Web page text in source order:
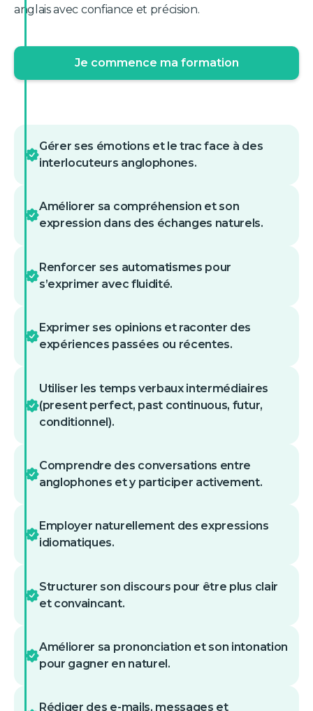
anglais avec confiance et précision.
Je commence ma formation
Gérer ses émotions et le trac face à des
interlocuteurs anglophones.
Améliorer sa compréhension et son
expression dans des échanges naturels.
Renforcer ses automatismes pour
s’exprimer avec fluidité.
Exprimer ses opinions et raconter des
expériences passées ou récentes.
Utiliser les temps verbaux intermédiaires
(present perfect, past continuous, futur,
conditionnel).
Comprendre des conversations entre
anglophones et y participer activement.
Employer naturellement des expressions
idiomatiques.
Structurer son discours pour être plus clair
et convaincant.
Améliorer sa prononciation et son intonation
pour gagner en naturel.
Rédiger des e-mails, messages et